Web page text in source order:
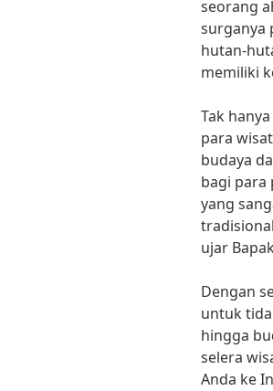
seorang
surganya
hutan-
memiliki
Tak
para
budaya
bagi para
yang
ujar
Dengan
untuk
hingga
selera
Anda ke